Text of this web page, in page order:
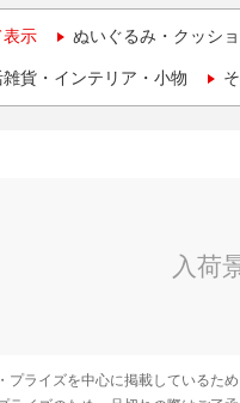
表示 ぬいぐるみ・クッシ
貨・インテリア・小物